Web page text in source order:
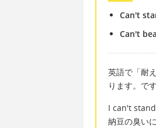
Can't
Can't
英語で「耐
ります。で
I can't
納豆の臭い